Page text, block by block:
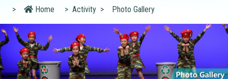
> Home > Activity > Photo Gallery